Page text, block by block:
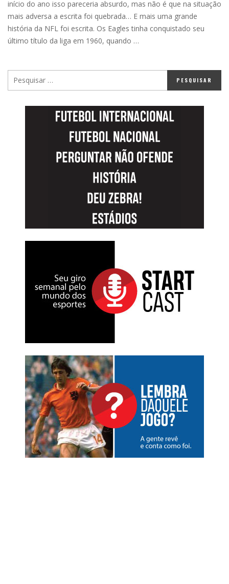
início do ano isso pareceria absurdo, mas não é que na situação
mais adversa a escrita foi quebrada… E mais uma grande
história da NFL foi escrita. Os Eagles tinha conquistado seu
último título da liga em 1960, quando …